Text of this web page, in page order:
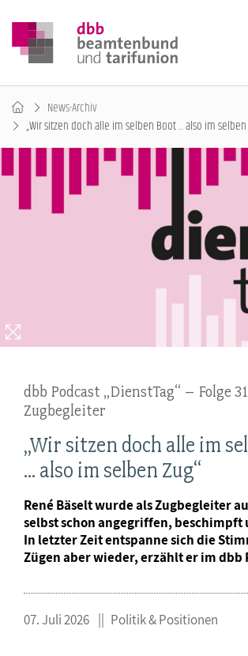
News-Archiv
„Wir sitzen doch alle im selben Boot ... also im selben
dbb Podcast „DienstTag“ – Folge
Zugbegleiter
„Wir sitzen doch alle im
... also im selben Zug“
René Bäselt wurde als Zugbegleiter
selbst schon angegriffen, beschimpft
In letzter Zeit entspanne sich die
Zügen aber wieder, erzählt er im dbb
07. Juli 2026 Politik & Positionen